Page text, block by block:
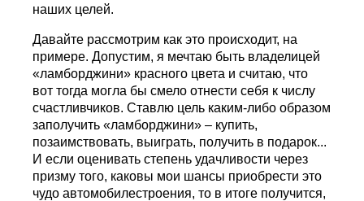
наших целей.
Давайте рассмотрим как это происходит, на
примере. Допустим, я мечтаю быть владелицей
«ламборджини» красного цвета и считаю, что
вот тогда могла бы смело отнести себя к числу
счастливчиков. Ставлю цель каким-либо образом
заполучить «ламборджини» – купить,
позаимствовать, выиграть, получить в подарок...
И если оценивать степень удачливости через
призму того, каковы мои шансы приобрести это
чудо автомобилестроения, то в итоге получится,